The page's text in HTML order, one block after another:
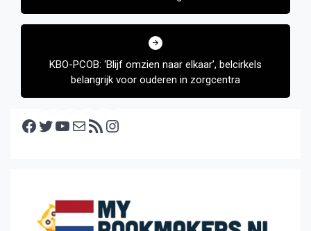
KBO-PCOB: ‘Blijf omzien naar elkaar’, belcirkels
belangrijk voor ouderen in zorgcentra
Facebook Twitter YouTube E-mail RSS feed